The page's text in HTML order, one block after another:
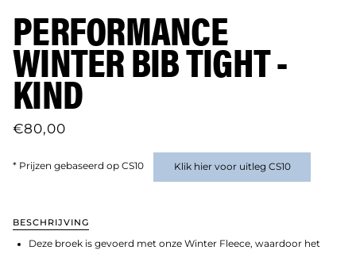
PERFORMANCE
WINTER BIB TIGHT -
KIND
€80,00
* Prijzen gebaseerd op CS10 Klik hier voor uitleg CS10
BESCHRIJVING
Deze broek is gevoerd met onze Winter Fleece, waardoor het